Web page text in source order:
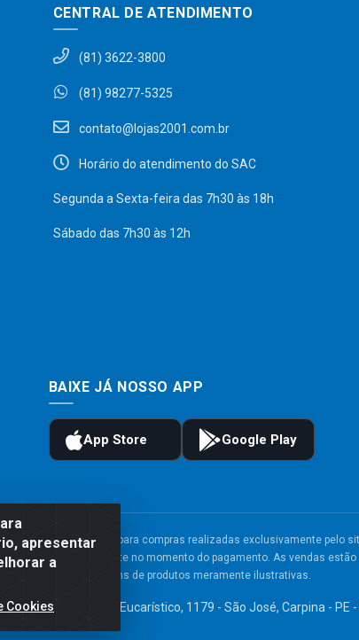
apresentar
a
Cookies
CENTRAL DE ATENDIMENTO
(81) 3622-3800
(81) 98277-5325
contato@lojas2001.com.br
Horário do atendimento do SAC
Segunda a Sexta-feira das 7h30 às 18h
Sábado das 7h30 às 12h
BAIXE JÁ NOSSO APP
e frete são válidos para compras realizadas exclusivamente pelo
de compras do site no momento do pagamento. As vendas
Imagens de produtos meramente ilustrativas.
- Av. Congresso Eucarístico, 1179 - São José, Carpina -